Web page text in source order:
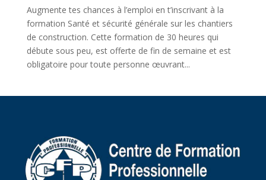
Augmente tes chances à l’emploi en t’inscrivant à la
formation Santé et sécurité générale sur les chantiers
de construction. Cette formation de 30 heures qui
débute sous peu, est offerte de fin de semaine et est
obligatoire pour toute personne œuvrant...